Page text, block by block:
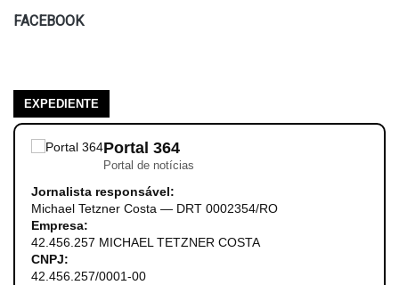
FACEBOOK
EXPEDIENTE
Portal 364
Portal de notícias
Jornalista responsável:
Michael Tetzner Costa — DRT 0002354/RO
Empresa:
42.456.257 MICHAEL TETZNER COSTA
CNPJ:
42.456.257/0001-00